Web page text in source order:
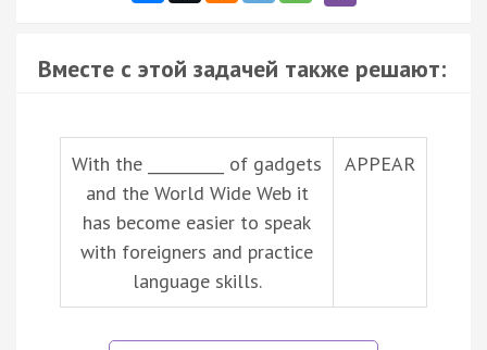
Вместе с этой задачей также решают:
With the __________ of gadgets
and the World Wide Web it
has become easier to speak
with foreigners and practice
language skills.
APPEAR